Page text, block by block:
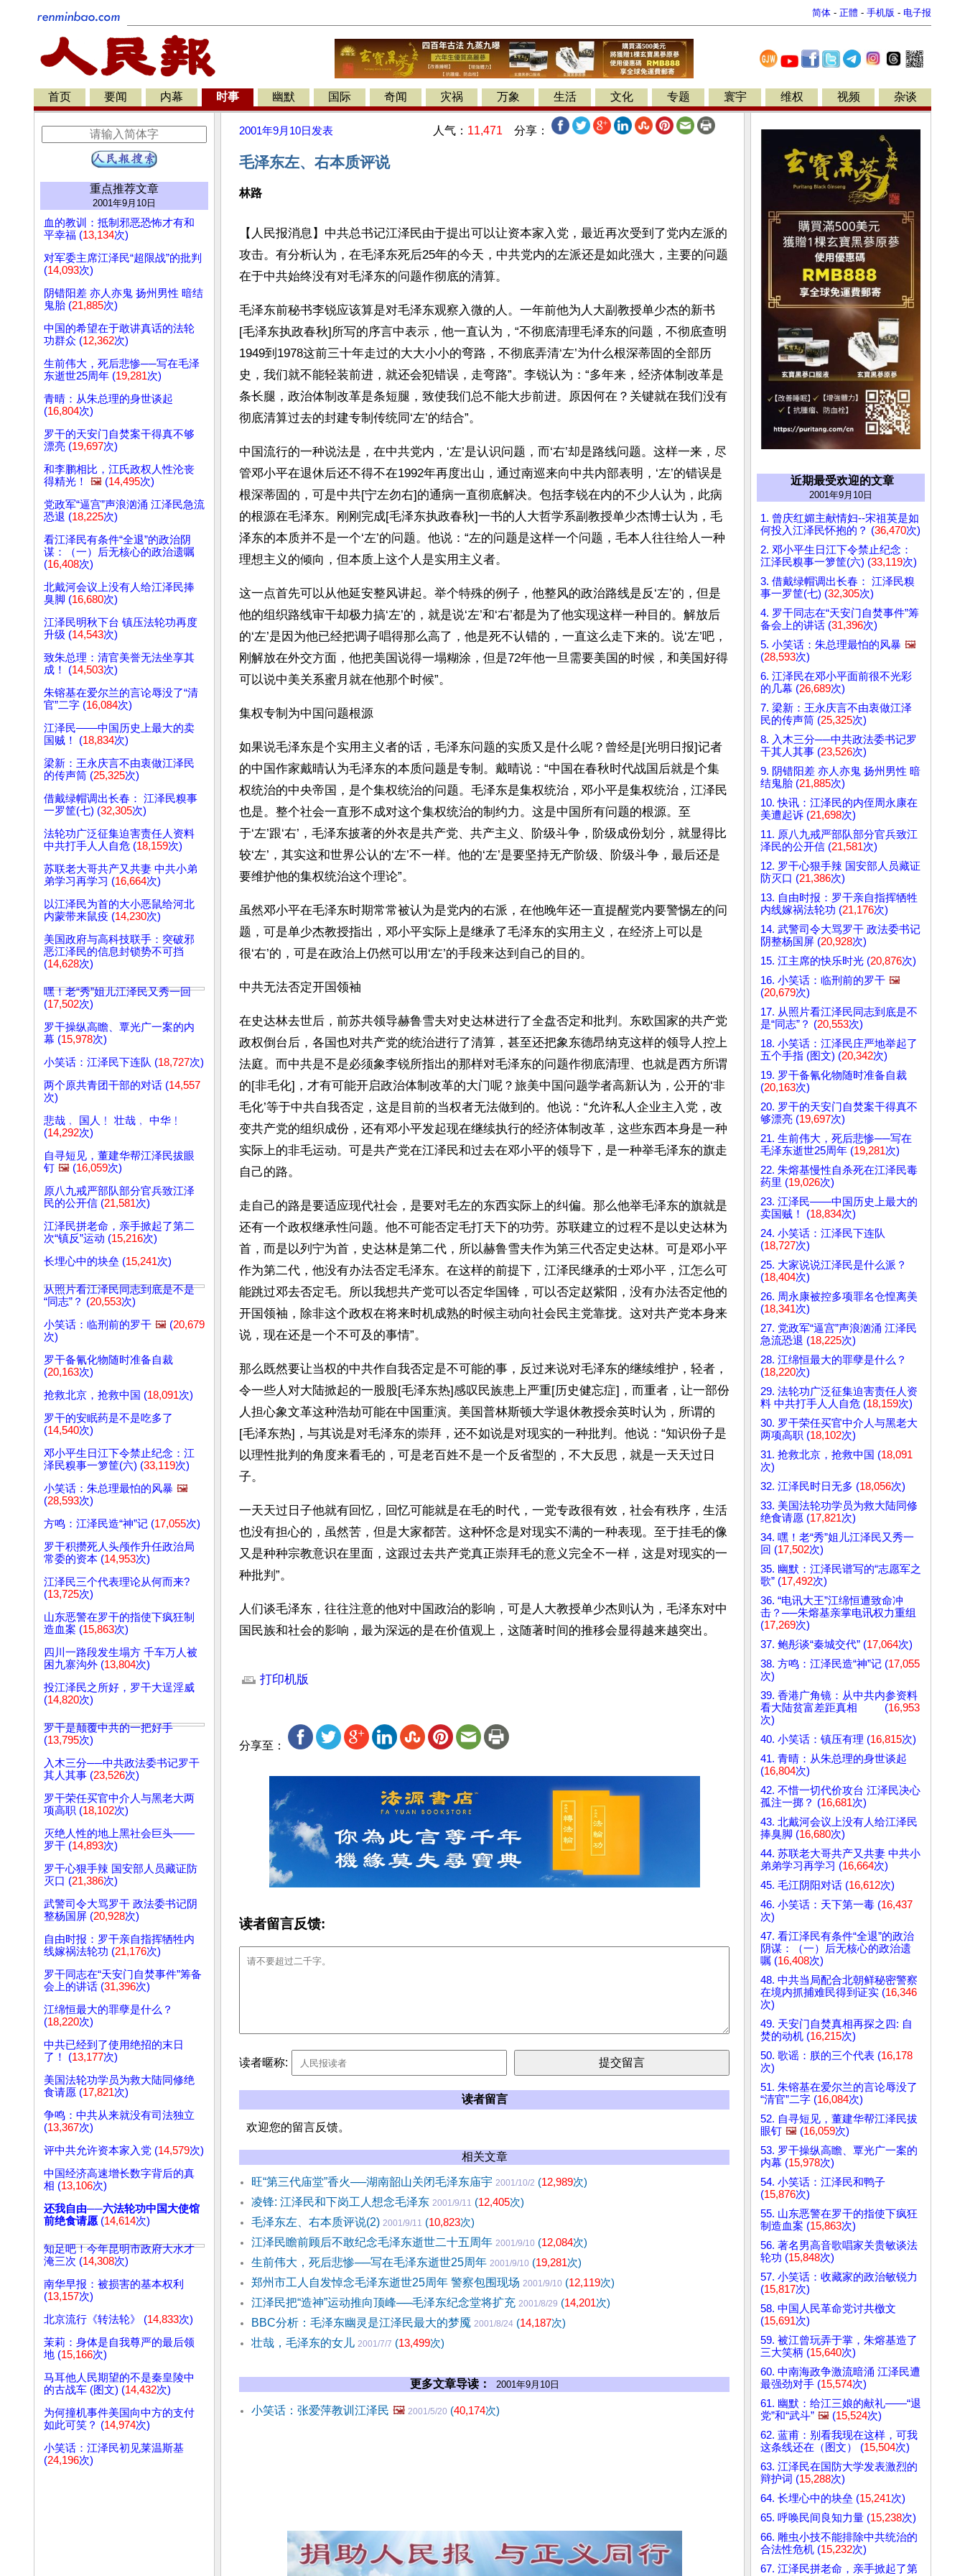
简体 - 正體 - 手机版 - 电子报
首页 要闻 内幕 时事 幽默 国际 奇闻 灾祸 万象 生活 文化 专题 寰宇 维权 视频 杂谈
重点推荐文章
2001年9月10日
血的教训：抵制邪恶恐怖才有和
平幸福 (13,134次)
对军委主席江泽民“超限战”的批判
(14,093次)
阴错阳差 亦人亦鬼 扬州男性 暗结
鬼胎 (21,885次)
中国的希望在于敢讲真话的法轮
功群众 (12,362次)
生前伟大，死后悲惨──写在毛泽
东逝世25周年 (19,281次)
青晴：从朱总理的身世谈起
(16,804次)
罗干的天安门自焚案干得真不够
漂亮 (19,697次)
和李鹏相比，江氏政权人性沦丧
得精光！
🖼️ (14,495次)
党政军“逼宫”声浪汹涌 江泽民急流
恐退 (18,225次)
看江泽民有条件“全退”的政治阴
谋：（一）后无核心的政治遗嘱
(16,408次)
北戴河会议上没有人给江泽民捧
臭脚 (16,680次)
江泽民明秋下台 镇压法轮功再度
升级 (14,543次)
致朱总理：清官美誉无法坐享其
成！ (14,503次)
朱镕基在爱尔兰的言论辱没了“清
官”二字 (16,084次)
江泽民——中国历史上最大的卖
国贼！ (18,834次)
梁新：王永庆言不由衷做江泽民
的传声筒 (25,325次)
借戴绿帽调出长春： 江泽民糗事
一罗筐(七) (32,305次)
法轮功广泛征集迫害责任人资料
中共打手人人自危 (18,159次)
苏联老大哥共产又共妻 中共小弟
弟学习再学习 (16,664次)
以江泽民为首的大小恶鼠给河北
内蒙带来鼠疫 (14,230次)
美国政府与高科技联手：突破邪
恶江泽民的信息封锁势不可挡
(14,628次)
嘿！老“秀”姐儿江泽民又秀一回
(17,502次)
罗干操纵高瞻、覃光广一案的内
幕 (15,978次)
小笑话：江泽民下连队 (18,727次)
两个原共青团干部的对话 (14,557
次)
悲哉﹐ 国人﹗ 壮哉﹐ 中华﹗
(14,292次)
自寻短见，董建华帮江泽民拔眼
钉 🖼️ (16,059次)
原八九戒严部队部分官兵致江泽
民的公开信 (21,581次)
江泽民拼老命，亲手掀起了第二
次“镇反”运动 (15,216次)
长埋心中的块垒 (15,241次)
从照片看江泽民同志到底是不是
“同志”？ (20,553次)
小笑话：临刑前的罗干 🖼️ (20,679
次)
罗干备氰化物随时准备自裁
(20,163次)
抢救北京，抢救中国 (18,091次)
罗干的安眠药是不是吃多了
(14,540次)
邓小平生日江下令禁止纪念：江
泽民糗事一箩筐(六) (33,119次)
小笑话：朱总理最怕的风暴 🖼️
(28,593次)
方鸣：江泽民造“神”记 (17,055次)
罗干积攒死人头颅作升任政治局
常委的资本 (14,953次)
江泽民三个代表理论从何而来?
(13,725次)
山东恶警在罗干的指使下疯狂制
造血案 (15,863次)
四川一路段发生塌方 千车万人被
困九寨沟外 (13,804次)
投江泽民之所好，罗干大逞淫威
(14,820次)
罗干是颠覆中共的一把好手
(13,795次)
入木三分──中共政法委书记罗干
其人其事 (23,526次)
罗干荣任买官中介人与黑老大两
项高职 (18,102次)
灭绝人性的地上黑社会巨头——
罗干 (14,893次)
罗干心狠手辣 国安部人员藏证防
灭口 (21,386次)
武警司令大骂罗干 政法委书记阴
整杨国屏 (20,928次)
自由时报：罗干亲自指挥牺牲内
线嫁祸法轮功 (21,176次)
罗干同志在“天安门自焚事件”筹备
会上的讲话 (31,396次)
江绵恒最大的罪孽是什么？
(18,220次)
中共已经到了使用绝招的末日
了！ (13,177次)
美国法轮功学员为救大陆同修绝
食请愿 (17,821次)
争鸣：中共从来就没有司法独立
(13,367次)
评中共允许资本家入党 (14,579次)
中国经济高速增长数字背后的真
相 (13,106次)
还我自由──六法轮功中国大使馆
前绝食请愿 (14,614次)
知足吧！今年昆明市政府大水才
淹三次 (14,308次)
南华早报：被损害的基本权利
(13,157次)
北京流行《转法轮》 (14,833次)
茉莉：身体是自我尊严的最后领
地 (15,166次)
马耳他人民期望的不是秦皇陵中
的古战车 (图文) (14,432次)
为何撞机事件美国向中方的支付
如此可笑？ (14,974次)
小笑话：江泽民初见莱温斯基
(24,196次)
2001年9月10日 发表 人气： 11,471 分享：
毛泽东左、右本质评说
林路
【人民报消息】中共总书记江泽民由于提出可以让资本家入党，最近再次受到了党内左派的
攻击。有分析认为，在毛泽东死后25年的今天，中共党内的左派还是如此强大，主要的问题
在于中共始终没有对毛泽东的问题作彻底的清算。
毛泽东前秘书李锐应该算是对毛泽东观察入微的人。一年前他为人大副教授单少杰的新书
[毛泽东执政春秋]所写的序言中表示，他一直认为，“不彻底清理毛泽东的问题，不彻底查明
1949到1978这前三十年走过的大大小小的弯路，不彻底弄清‘左’为什么根深蒂固的全部历
史，我们就不能轻装前进，就还会犯错误，走弯路”。李锐认为：“多年来，经济体制改革是
条长腿，政治体制改革是条短腿，致使我们总不能大步前进。原因何在？关键就在我们没有
彻底清算过去的封建专制传统同‘左’的结合”。
中国流行的一种说法是，在中共党内，‘左’是认识问题，而‘右’却是路线问题。这样一来，尽
管邓小平在退休后还不得不在1992年再度出山，通过南巡来向中共内部表明，‘左’的错误是
根深蒂固的，可是中共[宁左勿右]的通病一直彻底解决。包括李锐在内的不少人认为，此病
的根源在毛泽东。刚刚完成[毛泽东执政春秋]一书的人大哲学系副教授单少杰博士认为，毛
泽东的本质并不是一个‘左’的问题。他说：“左的问题是这样一个问题，毛本人往往给人一种
理想主义的倾向，但本质上这个人是实用主义者。
这一点首先可以从他延安整风讲起。举个特殊的例子，他整风的政治路线是反‘左’的，但是
他的组织路线审干却极力搞‘左’的，就是说‘左’和‘右’都是为了他实现这样一种目的。解放后
的‘左’是因为他已经把调子唱得那么高了，他是死不认错的，一直这么走下来的。说‘左’吧，
刚解放在外交方面，他把美国说得一塌糊涂，但是72年他一旦需要美国的时候，和美国好得
可以说中美关系蜜月就在他那个时候”。
集权专制为中国问题根源
如果说毛泽东是个实用主义者的话，毛泽东问题的实质又是什么呢？曾经是[光明日报]记者
的中国作家戴晴认为毛泽东的本质问题是专制。戴晴说：“中国在春秋时代战国后就是个集
权统治的中央帝国，是个集权统治的问题。毛泽东是集权统治，邓小平是集权统治，江泽民
也是。整个社会一直形不成对这个集权统治的制约力。这是中国所有问题的根源。至
于‘左’跟‘右’，毛泽东披著的外衣是共产党、共产主义、阶级斗争，阶级成份划分，就显得比
较‘左’，其实这和世界公认的‘左’不一样。他的‘左’是要坚持无产阶级、阶级斗争，最后还是
要维护他的集权统治这个理论”。
虽然邓小平在毛泽东时期常常被认为是党内的右派，在他晚年还一直提醒党内要警惕左的问
题，可是单少杰教授指出，邓小平实际上是继承了毛泽东的实用主义，在经济上可以是
很‘右’的，可是在政治上仍然可以用‘左’的手段来达到自己的目的。
中共无法否定开国领袖
在史达林去世后，前苏共领导赫鲁雪夫对史达林进行了全盘否定和批判。东欧国家的共产党
政权倒台后，各国也对共产党的统治进行了清算，甚至还把象东德昂纳克这样的领导人控上
法庭。而中共是不是必须象李锐所指出的那样对毛泽东的问题作彻底清理、也就是西方所谓
的[非毛化]，才有可能开启政治体制改革的大门呢？旅美中国问题学者高新认为，公开的‘非
毛化’等于中共自我否定，这是目前的当权者无法做到的。他说：“允许私人企业主入党，改
变共产党的组织成份，还有邓小平发起现在继续执行的经济体制改革，这些东西本身是一种
实际上的非毛运动。可是共产党在江泽民和过去在邓小平的领导下，是一种举毛泽东的旗走
自己的路。
走自己的路是要适应现代社会，是要对毛左的东西实际上的纠偏。那么他举毛泽东的旗就是
还有一个政权继承性问题。他不可能否定毛打天下的功劳。苏联建立的过程不是以史达林为
首，而是以列宁为首，史达林是第二代，所以赫鲁雪夫作为第三代否定史达林。可是邓小平
作为第二代，他没有办法否定毛泽东。在这样的前提下，江泽民继承的士邓小平，江怎么可
能跳过邓去否定毛。所以我想共产党可以否定华国锋，可以否定赵紫阳，没有办法否定他的
开国领袖，除非这个政权在将来时机成熟的时候主动向社会民主党靠拢。这对共产党本身来
说，现在还是一个不可及的事情”。
那么既然要让当权的中共作自我否定是不可能的事，反过来说对毛泽东的继续维护，轻者，
令一些人对大陆掀起的一股股[毛泽东热]感叹民族患上严重[历史健忘症]，而重者，让一部份
人担心象文革这种浩劫可能在中国重演。美国普林斯顿大学退休教授余英时认为，所谓的
[毛泽东热]，与其说是对毛泽东的崇拜，还不如说是对现实的一种批判。他说：“知识份子是
以理性批判的角度来看毛的，可是老百姓不是一个反省型的，不大反思，就是一天天过日
子。
一天天过日子他就有回忆，回忆可能就是在毛的时代，一党专政很有效，社会有秩序，生活
也没有担心的，虽然苦，但是大家都苦。这种怀念是对现实不满的一种表现。至于挂毛的像
又是种种宗教意识在里面，这跟过去共产党真正崇拜毛的意义完全不一样，这是对现实的一
种批判”。
人们谈毛泽东，往往注意的他对中国政治的影响，可是人大教授单少杰则认为，毛泽东对中
国民族和社会的影响，最为深远的是在价值观上，这随著时间的推移会显得越来越突出。
打印机版
分享至：
读者留言反馈:
读者暱称:
读者留言
欢迎您的留言反馈。
相关文章
旺“第三代庙堂”香火──湖南韶山关闭毛泽东庙宇 2001/10/2 (12,989次)
凌锋: 江泽民和下岗工人想念毛泽东 2001/9/11 (12,405次)
毛泽东左、右本质评说(2) 2001/9/11 (10,823次)
江泽民瞻前顾后不敢纪念毛泽东逝世二十五周年 2001/9/10 (12,084次)
生前伟大，死后悲惨──写在毛泽东逝世25周年 2001/9/10 (19,281次)
郑州市工人自发悼念毛泽东逝世25周年 警察包围现场 2001/9/10 (12,119次)
江泽民把“造神”运动推向顶峰──毛泽东纪念堂将扩充 2001/8/29 (14,201次)
BBC分析：毛泽东幽灵是江泽民最大的梦魇 2001/8/24 (14,187次)
壮哉，毛泽东的女儿 2001/7/7 (13,499次)
更多文章导读： 2001年9月10日
小笑话：张爱萍教训江泽民 🖼️ 2001/5/20 (40,174次)
近期最受欢迎的文章
2001年9月10日
1. 曾庆红媚主献情妇--宋祖英是如
何投入江泽民怀抱的？ (36,470次)
2. 邓小平生日江下令禁止纪念：
江泽民糗事一箩筐(六) (33,119次)
3. 借戴绿帽调出长春： 江泽民糗
事一罗筐(七) (32,305次)
4. 罗干同志在“天安门自焚事件”筹
备会上的讲话 (31,396次)
5. 小笑话：朱总理最怕的风暴 🖼️
(28,593次)
6. 江泽民在邓小平面前很不光彩
的几幕 (26,689次)
7. 梁新：王永庆言不由衷做江泽
民的传声筒 (25,325次)
8. 入木三分──中共政法委书记罗
干其人其事 (23,526次)
9. 阴错阳差 亦人亦鬼 扬州男性 暗
结鬼胎 (21,885次)
10. 快讯：江泽民的内侄周永康在
美遭起诉 (21,698次)
11. 原八九戒严部队部分官兵致江
泽民的公开信 (21,581次)
12. 罗干心狠手辣 国安部人员藏证
防灭口 (21,386次)
13. 自由时报：罗干亲自指挥牺牲
内线嫁祸法轮功 (21,176次)
14. 武警司令大骂罗干 政法委书记
阴整杨国屏 (20,928次)
15. 江主席的快乐时光 (20,876次)
16. 小笑话：临刑前的罗干 🖼️
(20,679次)
17. 从照片看江泽民同志到底是不
是“同志”？ (20,553次)
18. 小笑话：江泽民庄严地举起了
五个手指 (图文) (20,342次)
19. 罗干备氰化物随时准备自裁
(20,163次)
20. 罗干的天安门自焚案干得真不
够漂亮 (19,697次)
21. 生前伟大，死后悲惨──写在
毛泽东逝世25周年 (19,281次)
22. 朱熔基慢性自杀死在江泽民毒
药里 (19,026次)
23. 江泽民——中国历史上最大的
卖国贼！ (18,834次)
24. 小笑话：江泽民下连队
(18,727次)
25. 大家说说江泽民是什么派？
(18,404次)
26. 周永康被控多项罪名仓惶离美
(18,341次)
27. 党政军“逼宫”声浪汹涌 江泽民
急流恐退 (18,225次)
28. 江绵恒最大的罪孽是什么？
(18,220次)
29. 法轮功广泛征集迫害责任人资
料 中共打手人人自危 (18,159次)
30. 罗干荣任买官中介人与黑老大
两项高职 (18,102次)
31. 抢救北京，抢救中国 (18,091
次)
32. 江泽民时日无多 (18,056次)
33. 美国法轮功学员为救大陆同修
绝食请愿 (17,821次)
34. 嘿！老“秀”姐儿江泽民又秀一
回 (17,502次)
35. 幽默：江泽民谱写的“志愿军之
歌” (17,492次)
36. “电讯大王”江绵恒遭致命冲
击？──朱熔基亲掌电讯权力重组
(17,269次)
37. 鲍彤谈“秦城交代” (17,064次)
38. 方鸣：江泽民造“神”记 (17,055
次)
39. 香港广角镜：从中共内参资料
看大陆贫富差距真相 (16,953
次)
40. 小笑话：镇压有理 (16,815次)
41. 青晴：从朱总理的身世谈起
(16,804次)
42. 不惜一切代价攻台 江泽民决心
孤注一掷？ (16,681次)
43. 北戴河会议上没有人给江泽民
捧臭脚 (16,680次)
44. 苏联老大哥共产又共妻 中共小
弟弟学习再学习 (16,664次)
45. 毛江阴阳对话 (16,612次)
46. 小笑话：天下第一毒 (16,437
次)
47. 看江泽民有条件“全退”的政治
阴谋：（一）后无核心的政治遗
嘱 (16,408次)
48. 中共当局配合北朝鲜秘密警察
在境内抓捕难民得到证实 (16,346
次)
49. 天安门自焚真相再探之四: 自
焚的动机 (16,215次)
50. 歌谣：朕的三个代表 (16,178
次)
51. 朱镕基在爱尔兰的言论辱没了
“清官”二字 (16,084次)
52. 自寻短见，董建华帮江泽民拔
眼钉 🖼️ (16,059次)
53. 罗干操纵高瞻、覃光广一案的
内幕 (15,978次)
54. 小笑话：江泽民和鸭子
(15,876次)
55. 山东恶警在罗干的指使下疯狂
制造血案 (15,863次)
56. 著名男高音歌唱家关贵敏谈法
轮功 (15,848次)
57. 小笑话：收藏家的政治敏锐力
(15,817次)
58. 中国人民革命党讨共檄文
(15,691次)
59. 被江曾玩弄于掌，朱熔基造了
三大笑柄 (15,640次)
60. 中南海政争激流暗涌 江泽民遭
最强劲对手 (15,574次)
61. 幽默：给江三娘的献礼——“退
党”和“武斗” 🖼️ (15,524次)
62. 蓝甫：别看我现在这样，可我
这条线还在（图文） (15,504次)
63. 江泽民在国防大学发表激烈的
辩护词 (15,288次)
64. 长埋心中的块垒 (15,241次)
65. 呼唤民间良知力量 (15,238次)
66. 雕虫小技不能排除中共统治的
合法性危机 (15,232次)
67. 江泽民拼老命，亲手掀起了第